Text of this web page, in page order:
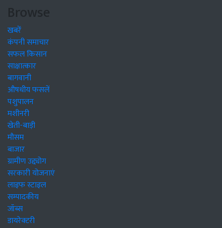
Browse
खबरें
कंपनी समाचार
सफल किसान
साक्षात्कार
बागवानी
औषधीय फसलें
पशुपालन
मशीनरी
खेती-बाड़ी
मौसम
बाजार
ग्रामीण उद्द्योग
सरकारी योजनाएं
लाइफ स्टाइल
सम्पादकीय
जॉब्स
डायरेक्टरी